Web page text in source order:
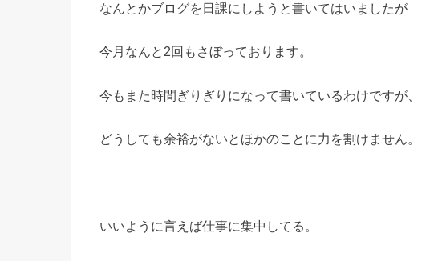
なんとかブログを日課にしようと書いてはいましたが
今月なんと2回もさぼっております。
今もまた時間ぎりぎりになって書いているわけですが、
どうしても余裕がないとほかのことに力を割けません。
いいように言えば仕事に集中してる。